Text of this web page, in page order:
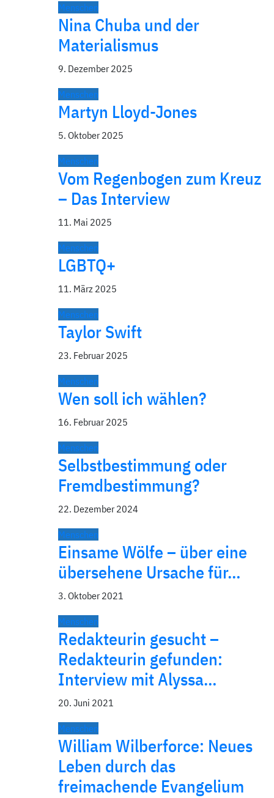
Menschen
Nina Chuba und der
Materialismus
9. Dezember 2025
Menschen
Martyn Lloyd-Jones
5. Oktober 2025
Menschen
Vom Regenbogen zum Kreuz
– Das Interview
11. Mai 2025
Menschen
LGBTQ+
11. März 2025
Menschen
Taylor Swift
23. Februar 2025
Menschen
Wen soll ich wählen?
16. Februar 2025
Menschen
Selbstbestimmung oder
Fremdbestimmung?
22. Dezember 2024
Menschen
Einsame Wölfe – über eine
über­sehene Ursache für…
3. Oktober 2021
Menschen
Redakteurin gesucht –
Redakteurin gefunden:
Interview mit Alyssa…
20. Juni 2021
Menschen
William Wilberforce: Neues
Leben durch das
freimachende Evangelium